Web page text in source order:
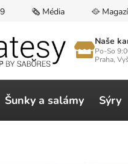
🗞️ Média 🥘
Naše
Po-So
Praha,
Šunky a salámy Sýry